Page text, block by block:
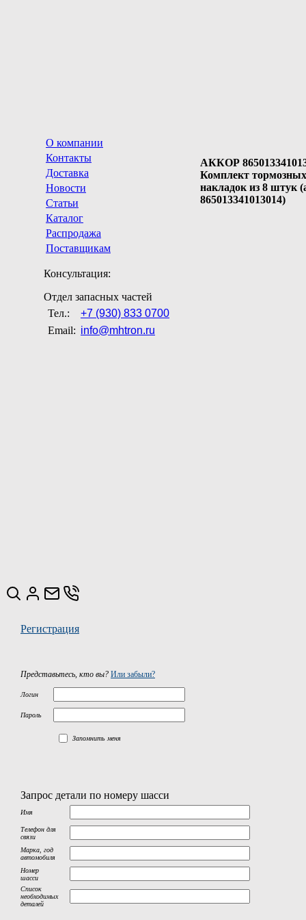
О компании
Контакты
Доставка
Новости
Статьи
Каталог
Распродажа
Поставщикам
Консультация:
Отдел запасных частей
Тел.:
+7 (930) 833 0700
Email: info@mhtron.ru
АККОР
Комплект тормозных
накладок из 8 штук
865013341013014)
Регистрация
Представьтесь, кто вы? Или забыли?
Логин
Пароль
Запомнить меня
Запрос детали по номеру шасси
Имя
Телефон для
связи
Марка, год
автомобиля
Номер
шасси
Список
необходимых
деталей